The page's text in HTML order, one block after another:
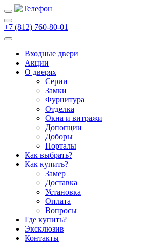
+7 (812) 760-80-01
Входные двери
Акции
О дверях
Cерии
Замки
Фурнитура
Отделка
Окна и витражи
Допопции
Доборы
Порталы
Как выбрать?
Как купить?
Замер
Доставка
Установка
Оплата
Вопросы
Где купить?
Эксклюзив
Контакты